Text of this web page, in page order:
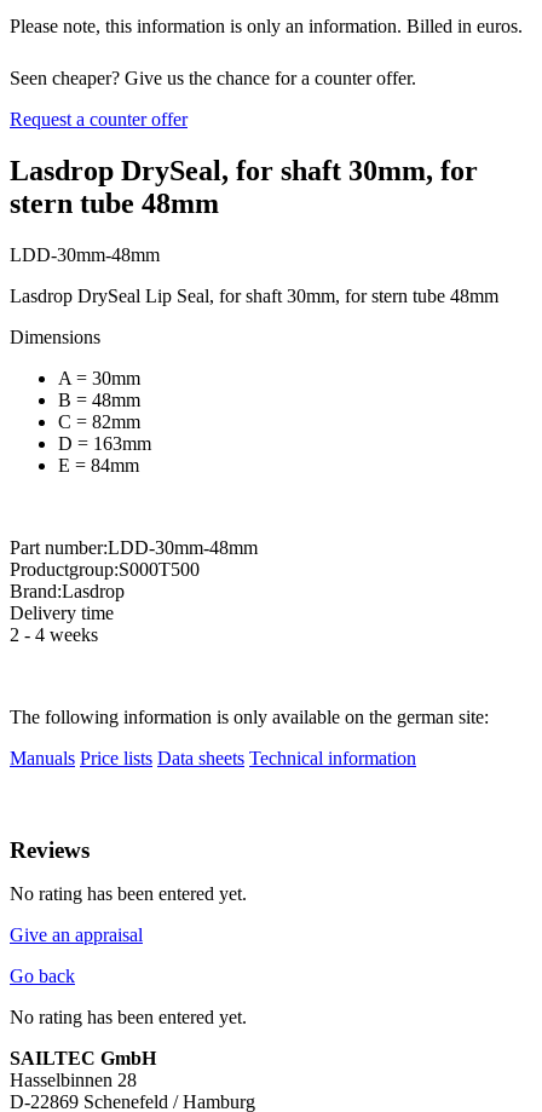
Please note, this information is only an information. Billed in euros.
Seen cheaper? Give us the chance for a counter offer.
Request a counter offer
Lasdrop DrySeal, for shaft 30mm, for
stern tube 48mm
LDD-30mm-48mm
Lasdrop DrySeal Lip Seal, for shaft 30mm, for stern tube 48mm
Dimensions
A = 30mm
B = 48mm
C = 82mm
D = 163mm
E = 84mm
Part number:LDD-30mm-48mm
Productgroup:S000T500
Brand:Lasdrop
Delivery time
2 - 4 weeks
The following information is only available on the german site:
Manuals Price lists Data sheets Technical information
Reviews
No rating has been entered yet.
Give an appraisal
Go back
No rating has been entered yet.
SAILTEC GmbH
Hasselbinnen 28
D-22869 Schenefeld / Hamburg